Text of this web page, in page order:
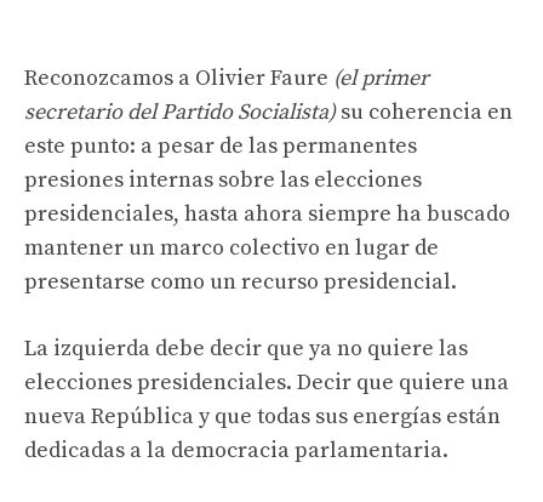
Reconozcamos a Olivier Faure (el primer
secretario del Partido Socialista)su coherencia en
este punto: a pesar de las permanentes
presiones internas sobre las elecciones
presidenciales, hasta ahora siempre ha buscado
mantener un marco colectivo en lugar de
presentarse como un recurso presidencial.
La izquierda debe decir que ya no quiere las
elecciones presidenciales. Decir que quiere una
nueva República y que todas sus energías están
dedicadas a la democracia parlamentaria.